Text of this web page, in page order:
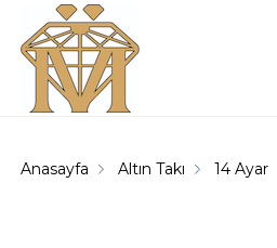
Anasayfa Altın Takı 14 Ayar